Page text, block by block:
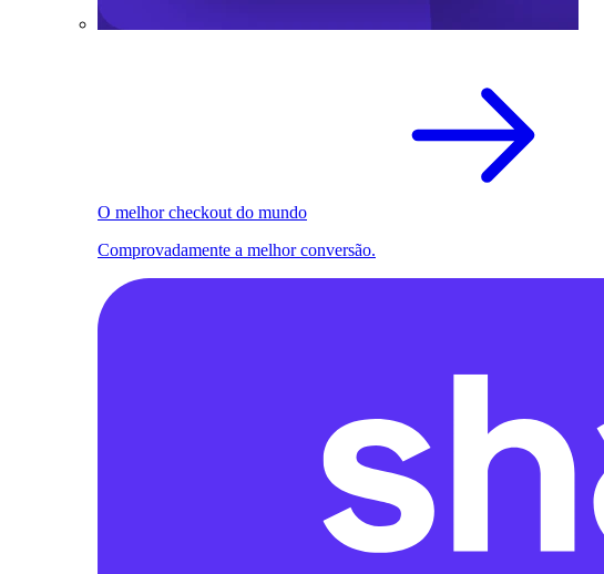
O melhor checkout do mundo
Comprovadamente a melhor conversão.